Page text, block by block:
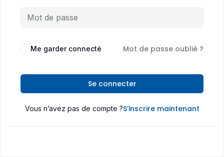
Me garder connecté Mot de passe oublié ?
Se connecter
Vous n’avez pas de compte ?S’inscrire maintenant